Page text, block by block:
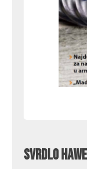
Svrdlo